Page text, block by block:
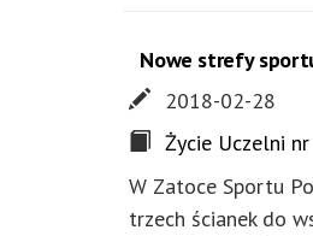
Nowe strefy
2018-02-28
Życie Uczelni
W Zatoce Sportu
trzech ścianek do